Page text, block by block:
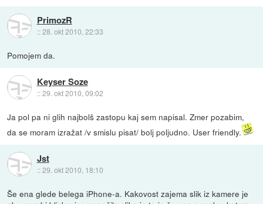
PrimozR
::28. okt 2010, 22:33
Pomojem da.
Keyser Soze
::29. okt 2010, 09:02
Ja pol pa ni glih najbolš zastopu kaj sem napisal. Zmer pozabim,
da se moram izražat /v smislu pisat/ bolj poljudno. User friendly.
Jst
::29. okt 2010, 18:10
Še ena glede belega iPhone-a. Kakovost zajema slik iz kamere je